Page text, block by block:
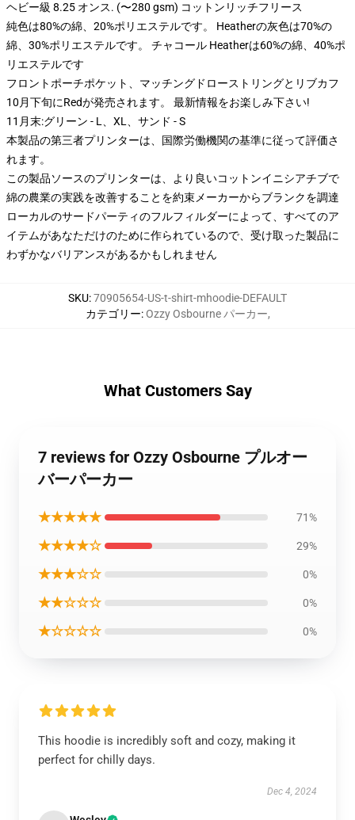
ヘビー級 8.25 オンス. (〜280 gsm) コットンリッチフリース
純色は80%の綿、20%ポリエステルです。 Heatherの灰色は70%の
綿、30%ポリエステルです。 チャコール Heatherは60%の綿、40%ポ
リエステルです
フロントポーチポケット、マッチングドローストリングとリブカフ
10月下旬にRedが発売されます。 最新情報をお楽しみ下さい!
11月末:グリーン - L、XL、サンド - S
本製品の第三者プリンターは、国際労働機関の基準に従って評価さ
れます。
この製品ソースのプリンターは、より良いコットンイニシアチブで
綿の農業の実践を改善することを約束メーカーからブランクを調達
ローカルのサードパーティのフルフィルダーによって、すべてのア
イテムがあなただけのために作られているので、受け取った製品に
わずかなバリアンスがあるかもしれません
SKU:70905654-US-t-shirt-mhoodie-DEFAULT
カテゴリー:Ozzy Osbourne パーカー,
What Customers Say
7 reviews for Ozzy Osbourne プルオー
バーパーカー
★★★★★ 71%
★★★★☆ 29%
★★★☆☆ 0%
★★☆☆☆ 0%
★☆☆☆☆ 0%
This hoodie is incredibly soft and cozy, making it
perfect for chilly days.
Dec 4, 2024